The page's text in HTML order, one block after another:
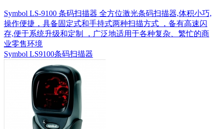
Symbol LS-9100 条码扫描器 全方位激光条码扫描器,体积小巧,
操作便捷，具备固定式和手持式两种扫描方式 ，备有高速闪
存,便于系统升级和定制 ，广泛地适用于各种复杂、繁忙的商
业零售环境
Symbol LS9100条码扫描器